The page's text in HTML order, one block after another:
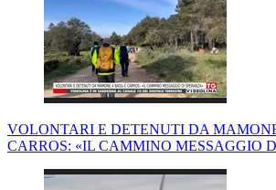
VOLONTARI E DETENUTI DA
CARROS: «IL CAMMINO MESSAGGIO